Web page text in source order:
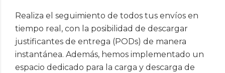
Realiza el seguimiento de todos tus envíos en
tiempo real, con la posibilidad de descargar
justificantes de entrega (PODs) de manera
instantánea. Además, hemos implementado un
espacio dedicado para la carga y descarga de